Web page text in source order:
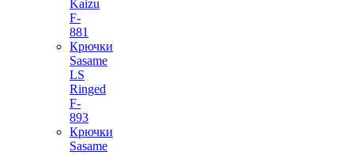
Kaizu
F-
881
Крючки
Sasame
LS
Ringed
F-
893
Крючки
Sasame